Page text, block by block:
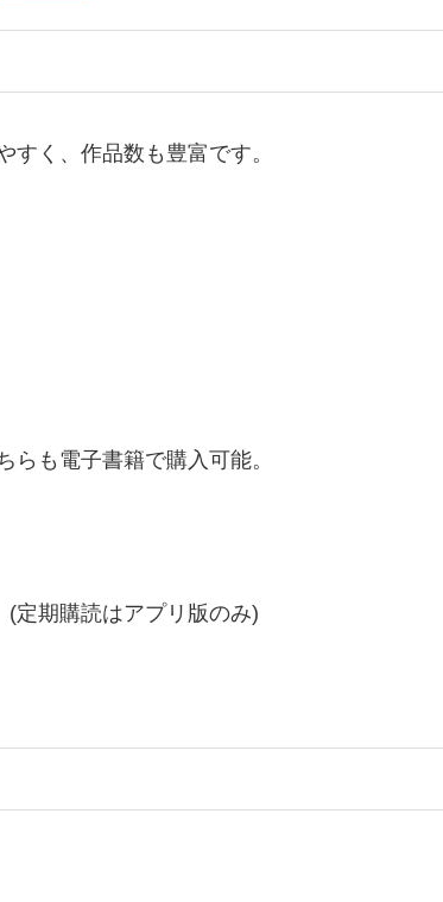
く、作品数も豊富です。
らも電子書籍で購入可能。
定期購読はアプリ版のみ)